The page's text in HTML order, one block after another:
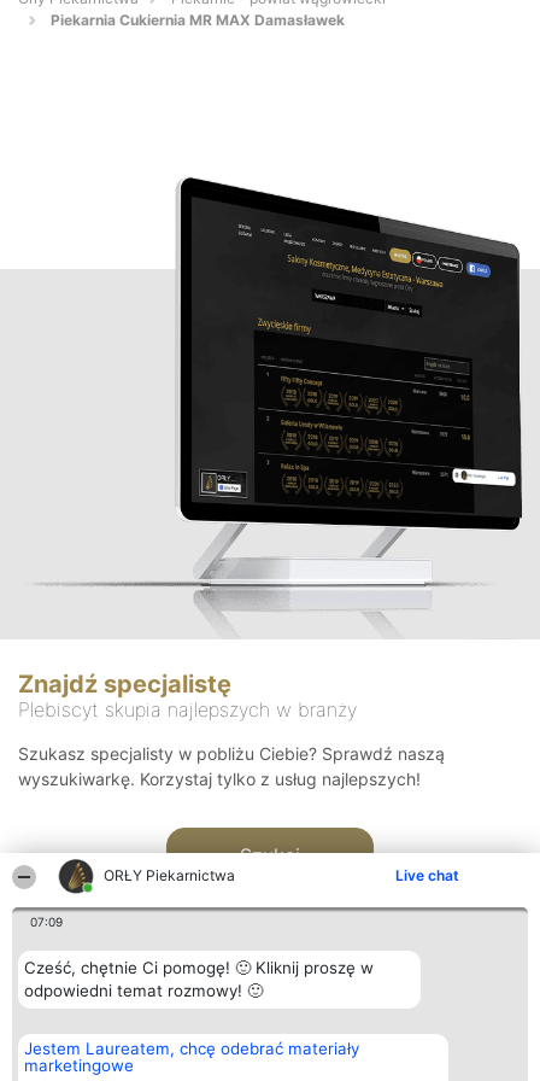
ORŁY Piekarnictwa Live chat
07:09
Cześć, chętnie Ci pomogę! 🙂 Kliknij proszę w
odpowiedni temat rozmowy! 🙂
Jestem Laureatem, chcę odebrać materiały
marketingowe
Piekarnia Cukiernia MR MAX Damasławek
Znajdź specjalistę
Plebiscyt skupia najlepszych w branży
Szukasz specjalisty w pobliżu Ciebie? Sprawdź naszą
wyszukiwarkę. Korzystaj tylko z usług najlepszych!
Szukaj
Organizator plebiscytu
Bright Side Solutions sp. z o.
o. sp. k.
Plebiscyt
Laureaci
Kontakt
Kontakt